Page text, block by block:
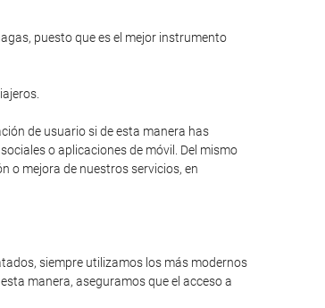
puesto que es el mejor instrumento
de usuario si de esta manera has
o aplicaciones de móvil. Del mismo
o mejora de nuestros servicios, en
siempre utilizamos los más modernos
manera, aseguramos que el acceso a